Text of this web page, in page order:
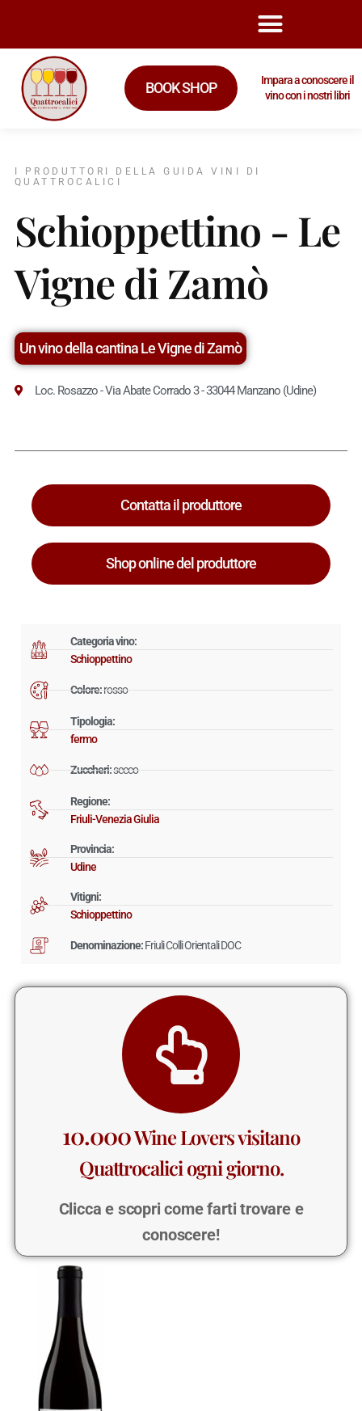
BOOK SHOP
Impara a conoscere il
vino con i nostri libri
I PRODUTTORI DELLA GUIDA VINI DI
QUATTROCALICI
Schioppettino - Le
Vigne di Zamò
Un vino della cantina Le Vigne di Zamò
Loc. Rosazzo - Via Abate Corrado 3 - 33044 Manzano (Udine)
Categoria vino:
Schioppettino
Colore:rosso
Tipologia:
fermo
Zuccheri:secco
Regione:
Friuli-Venezia Giulia
Provincia:
Udine
Vitigni:
Schioppettino
Denominazione:Friuli Colli Orientali DOC
Contatta il produttore
Shop online del produttore
10.000Wine Lovers visitano
Quattrocalici ogni giorno.
Clicca e scopri come farti trovare e
conoscere!